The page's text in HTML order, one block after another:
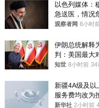
以色列媒体：
急送医，情况
观察者网 8小时
伊朗总统解释
判：美国最大
国，但他们也
知世 8小时前 34
新疆4A级及以
服务费均改为
新华社 2小时前